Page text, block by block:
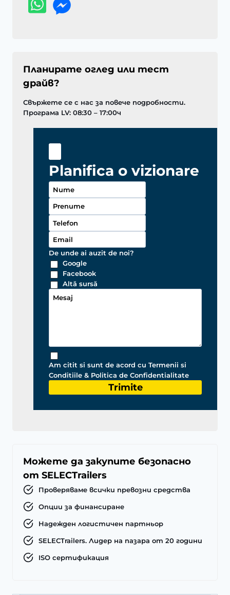
Планирате оглед или тест
драйв?
Свържете се с нас за повече подробности.
Програма LV: 08:30 – 17:00ч
Planifica o vizionare
De unde ai auzit de noi?
Google
Facebook
Altă sursă
Am citit si sunt de acord cu Termenii si
Conditiile & Politica de Confidentialitate
Trimite
Можете да закупите безопасно
от SELECTrailers
Проверяваме всички превозни средства
Опции за финансиране
Надежден логистичен партньор
SELECTrailers. Лидер на пазара от 20 години
ISO сертификация